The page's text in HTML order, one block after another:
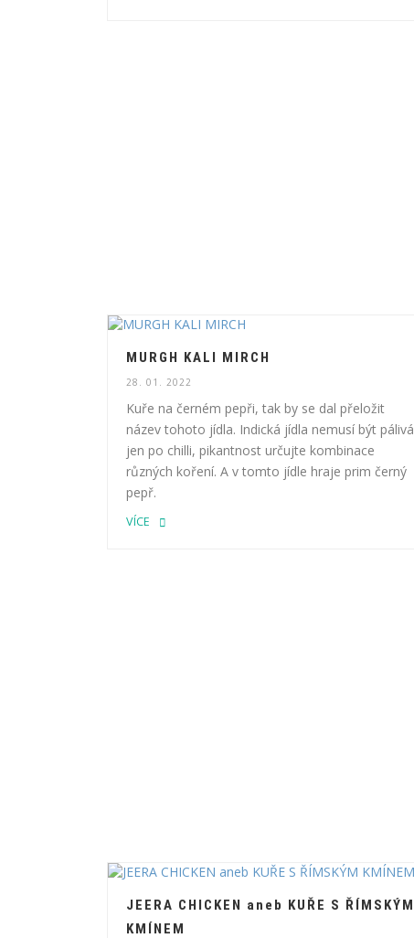
MURGH KALI MIRCH
28. 01. 2022
Kuře na černém pepři, tak by se dal přeložit
název tohoto jídla. Indická jídla nemusí být pálivá
jen po chilli, pikantnost určujte kombinace
různých koření. A v tomto jídle hraje prim černý
pepř.
VÍCE
JEERA CHICKEN aneb KUŘE S ŘÍMSKÝM
KMÍNEM